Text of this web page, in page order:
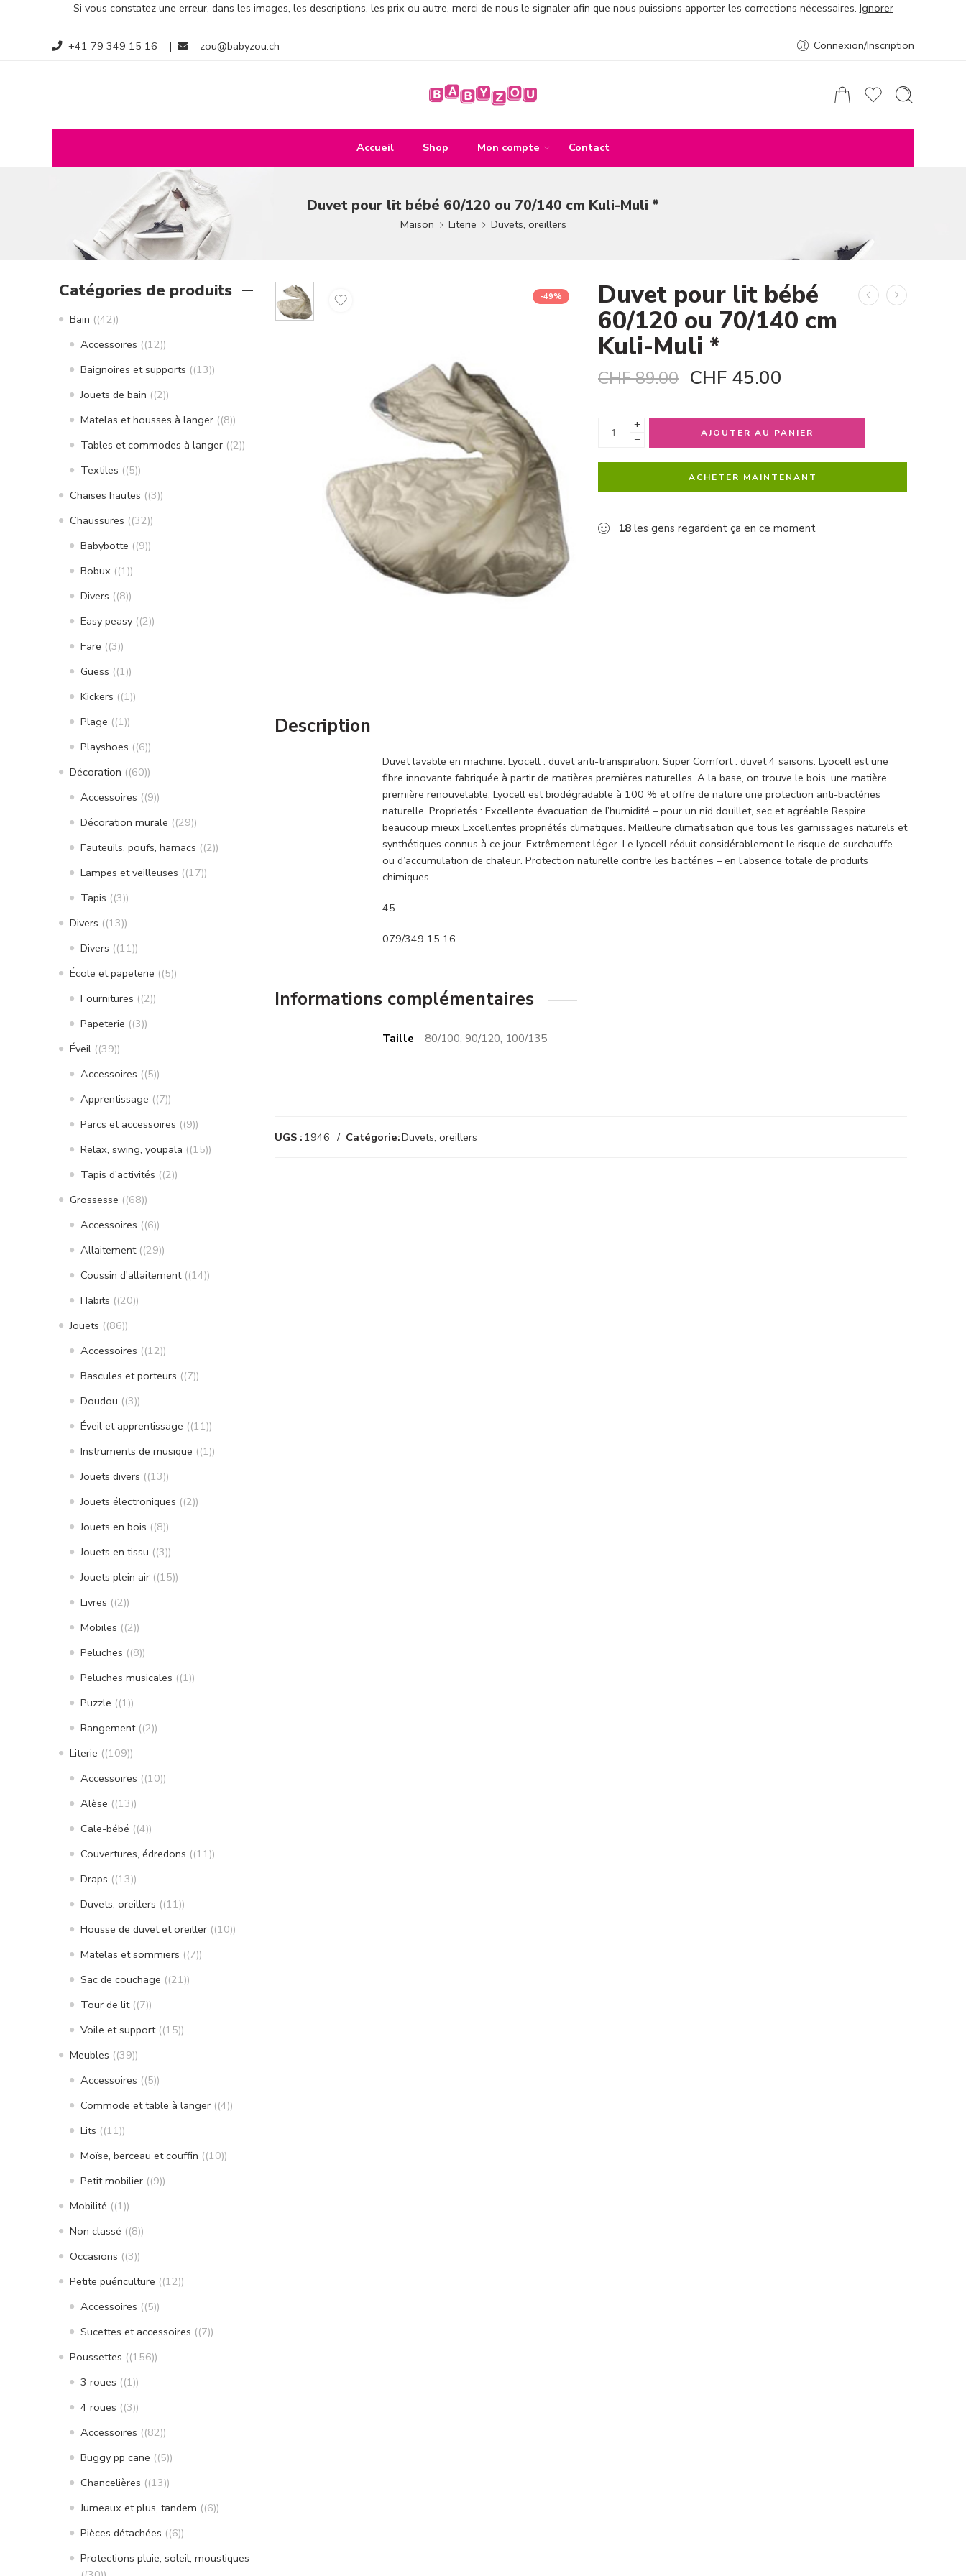
Si vous constatez une erreur, dans les images, les descriptions, les prix ou autre, merci de nous le signaler afin que nous puissions apporter les corrections nécessaires. Ignorer
+41 79 349 15 16 | zou@babyzou.ch Connexion/Inscription
Accueil Shop Mon compte Contact
Duvet pour lit bébé 60/120 ou 70/140 cm Kuli-Muli *
Maison Literie Duvets, oreillers
-49% Duvet pour lit bébé
60/120 ou 70/140 cm
Kuli-Muli *
CHF89.00 CHF 45.00
+
−
AJOUTER AU PANIER
ACHETER MAINTENANT
18 les gens regardent ça en ce moment
Description
Duvet lavable en machine. Lyocell : duvet anti-transpiration. Super Comfort : duvet 4 saisons. Lyocell est une
fibre innovante fabriquée à partir de matières premières naturelles. A la base, on trouve le bois, une matière
première renouvelable. Lyocell est biodégradable à 100 % et offre de nature une protection anti-bactéries
naturelle. Proprietés : Excellente évacuation de l’humidité – pour un nid douillet, sec et agréable Respire
beaucoup mieux Excellentes propriétés climatiques. Meilleure climatisation que tous les garnissages naturels et
synthétiques connus à ce jour. Extrêmement léger. Le lyocell réduit considérablement le risque de surchauffe
ou d’accumulation de chaleur. Protection naturelle contre les bactéries – en l’absence totale de produits
chimiques
45.–
079/349 15 16
Informations complémentaires
Taille 80/100, 90/120, 100/135
UGS : 1946 Catégorie:Duvets, oreillers
Catégories de produits
Bain (42)
Accessoires (12)
Baignoires et supports (13)
Jouets de bain (2)
Matelas et housses à langer (8)
Tables et commodes à langer (2)
Textiles (5)
Chaises hautes (3)
Chaussures (32)
Babybotte (9)
Bobux (1)
Divers (8)
Easy peasy (2)
Fare (3)
Guess (1)
Kickers (1)
Plage (1)
Playshoes (6)
Décoration (60)
Accessoires (9)
Décoration murale (29)
Fauteuils, poufs, hamacs (2)
Lampes et veilleuses (17)
Tapis (3)
Divers (13)
Divers (11)
École et papeterie (5)
Fournitures (2)
Papeterie (3)
Éveil (39)
Accessoires (5)
Apprentissage (7)
Parcs et accessoires (9)
Relax, swing, youpala (15)
Tapis d'activités (2)
Grossesse (68)
Accessoires (6)
Allaitement (29)
Coussin d'allaitement (14)
Habits (20)
Jouets (86)
Accessoires (12)
Bascules et porteurs (7)
Doudou (3)
Éveil et apprentissage (11)
Instruments de musique (1)
Jouets divers (13)
Jouets électroniques (2)
Jouets en bois (8)
Jouets en tissu (3)
Jouets plein air (15)
Livres (2)
Mobiles (2)
Peluches (8)
Peluches musicales (1)
Puzzle (1)
Rangement (2)
Literie (109)
Accessoires (10)
Alèse (13)
Cale-bébé (4)
Couvertures, édredons (11)
Draps (13)
Duvets, oreillers (11)
Housse de duvet et oreiller (10)
Matelas et sommiers (7)
Sac de couchage (21)
Tour de lit (7)
Voile et support (15)
Meubles (39)
Accessoires (5)
Commode et table à langer (4)
Lits (11)
Moïse, berceau et couffin (10)
Petit mobilier (9)
Mobilité (1)
Non classé (8)
Occasions (3)
Petite puériculture (12)
Accessoires (5)
Sucettes et accessoires (7)
Poussettes (156)
3 roues (1)
4 roues (3)
Accessoires (82)
Buggy pp cane (5)
Chancelières (13)
Jumeaux et plus, tandem (6)
Pièces détachées (6)
Protections pluie, soleil, moustiques